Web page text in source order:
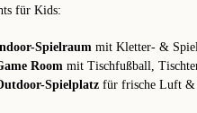
für Kids:
Spielraum mit Kletter- &
Room mit Tischfußball,
Spielplatz für frische Luft &